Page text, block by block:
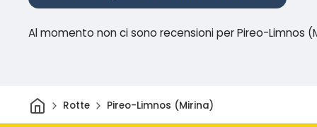
Al momento non ci sono recensioni per Pireo-Limnos
CasaRotte Pireo-Limnos (Mirina)